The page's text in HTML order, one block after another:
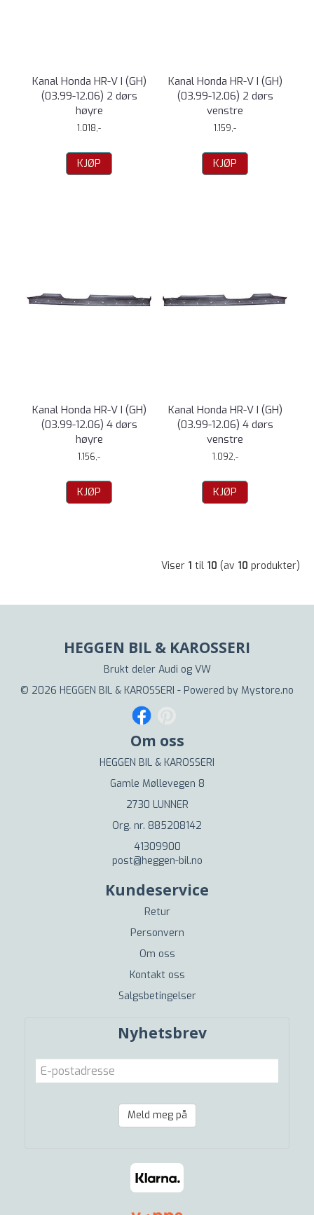
Kanal Honda HR-V I (GH)
(03.99-12.06) 2 dørs
høyre
1.018,-
KJØP
Kanal Honda HR-V I (GH)
(03.99-12.06) 2 dørs
venstre
1.159,-
KJØP
Kanal Honda HR-V I (GH)
(03.99-12.06) 4 dørs
høyre
1.156,-
KJØP
Kanal Honda HR-V I (GH)
(03.99-12.06) 4 dørs
venstre
1.092,-
KJØP
Viser 1 til 10 (av 10 produkter)
HEGGEN BIL & KAROSSERI
Brukt deler Audi og VW
© 2026 HEGGEN BIL & KAROSSERI - Powered by Mystore.no
Om oss
HEGGEN BIL & KAROSSERI
Gamle Møllevegen 8
2730 LUNNER
Org. nr. 885208142
41309900
post@heggen-bil.no
Kundeservice
Retur
Personvern
Om oss
Kontakt oss
Salgsbetingelser
Nyhetsbrev
Meld meg på